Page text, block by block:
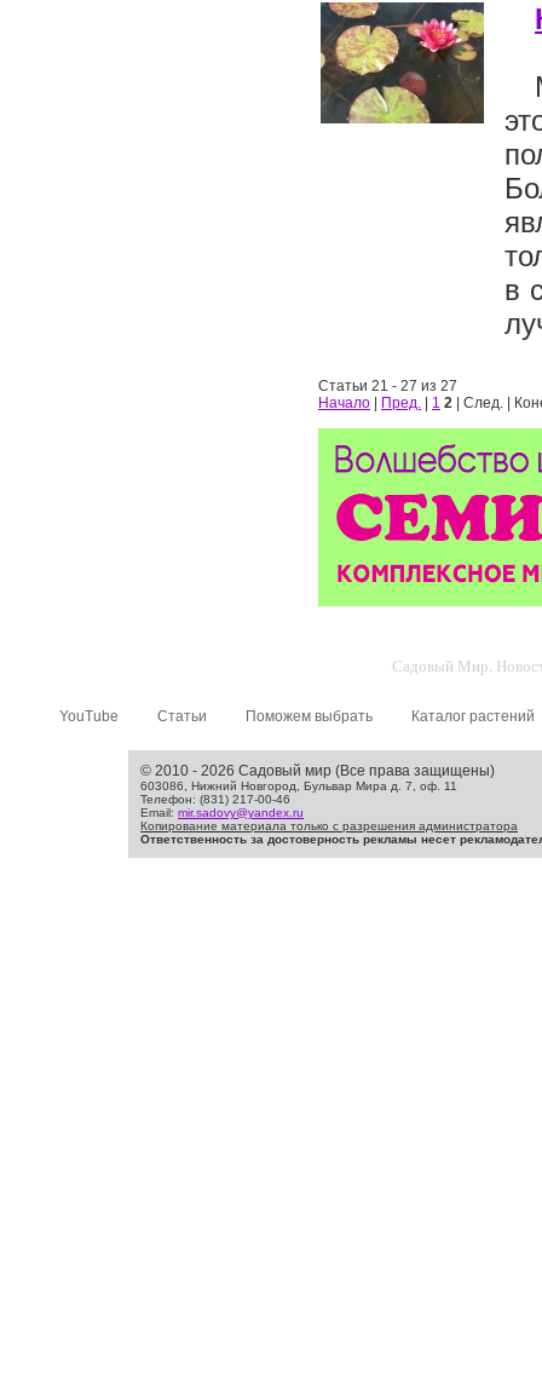
в
Статьи 21 - 27 из 27
Начало
Пред. 1 2 | След. |
Садовый Мир.
YouTube Статьи Поможем выбрать Каталог растений
© 2010 - 2026 Садовый мир (Все права защищены)
603086, Нижний Новгород, Бульвар Мира д. 7, оф. 11
Телефон: (831) 217-00-46
Email: mir.sadovy@yandex.ru
Копирование материала только с разрешения администратора
Ответственность за достоверность рекламы несет